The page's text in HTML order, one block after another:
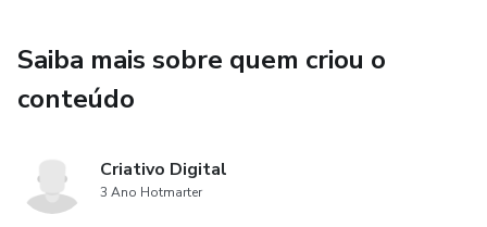
dos projetos de acordo com as preferências e
necessidades de cada usuário.
dos arquivos de corte fica disponível na plataforma,
permitindo o acesso imediato aos mesmos. Não é
Saiba mais sobre quem criou o
conteúdo
Criativo Digital
3 Ano Hotmarter